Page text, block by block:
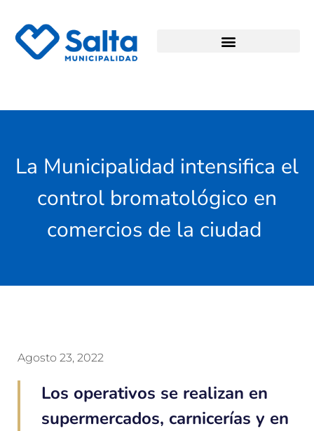
La Municipalidad intensifica el
control bromatológico en
comercios de la ciudad
Agosto 23, 2022
Los operativos se realizan en
supermercados, carnicerías y en